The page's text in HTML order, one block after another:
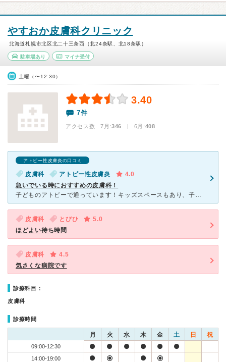
やすおか皮膚科クリニック
北海道札幌市北区北二十三条西（北24条駅、北18条駅）
駐車場あり マイナ受付
土曜（〜12:30）
3.40
7件
アクセス数 7月:346 | 6月:408
アトピー性皮膚炎の口コミ
皮膚科 アトピー性皮膚炎
4.0
急いでいる時におすすめの皮膚科！
子どものアトピーで通っています！キッズスペースもあり、子連れにはぴったりな皮膚科です！診察もスピーディーですが、受付と会計も早くてびっくりしました！先生は優しくて子どもにも慣れている感じでした。アトピ
皮膚科 とびひ
5.0
ほどよい待ち時間
皮膚科
4.5
気さくな病院です
診療科目：
皮膚科
診療時間
月 火 水 木 金 土 日 祝
09:00-12:30
14:00-19:00